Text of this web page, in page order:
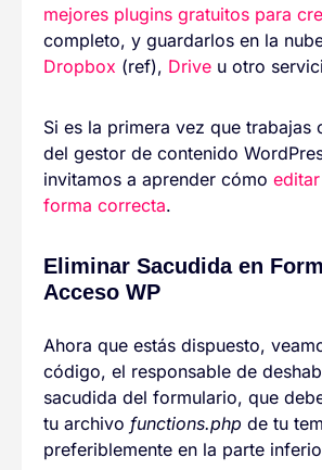
mejores plugins gratuitos para
completo, y guardarlos en la
Dropbox (ref), Drive u otro
Si es la primera vez que trabajas
del gestor de contenido
invitamos a aprender cómo
forma correcta.
Eliminar Sacudida en
Acceso WP
Ahora que estás dispuesto,
código, el responsable de
sacudida del formulario, que
tu archivofunctions.php de tu
preferiblemente en la parte